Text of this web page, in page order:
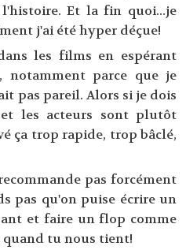
Et la fin quoi...je
j'ai été hyper déçue!
les films en espérant
notamment parce que je
pas pareil. Alors si je dois
les acteurs sont plutôt
ça trop rapide, trop bâclé,
pas forcément
pas qu'on puise écrire un
et faire un flop comme
quand tu nous tient!